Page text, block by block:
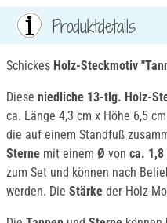
Produktdetails
Schickes Holz-Steckmotiv "
Diese niedliche 13-tlg. Holz-
ca. Länge 4,3 cm x Höhe 6,5
die auf einem Standfuß
Sterne mit einem Ø von ca. 1,8
zum Set und können nach
werden. Die Stärke der Holz-